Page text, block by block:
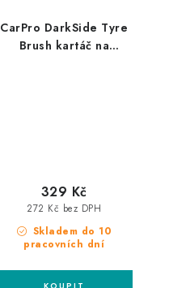
CarPro DarkSide Tyre
Brush kartáč na
Skladem do 10
pracovních dní
272 Kč bez DPH
329 Kč